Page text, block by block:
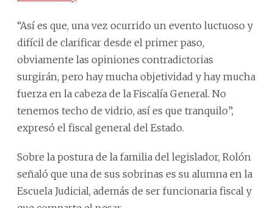
“Así es que, una vez ocurrido un evento luctuoso y
difícil de clarificar desde el primer paso,
obviamente las opiniones contradictorias
surgirán, pero hay mucha objetividad y hay mucha
fuerza en la cabeza de la Fiscalía General. No
tenemos techo de vidrio, así es que tranquilo”,
expresó el fiscal general del Estado.
Sobre la postura de la familia del legislador, Rolón
señaló que una de sus sobrinas es su alumna en la
Escuela Judicial, además de ser funcionaria fiscal y